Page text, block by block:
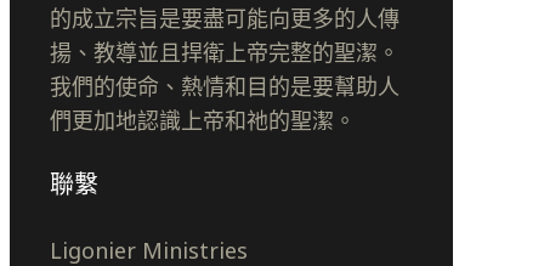
的成立宗旨是要盡可能向更多的人傳
揚、教導並且捍衛上帝完整的聖潔。
我們的使命、熱情和目的是要幫助人
們更加地認識上帝和祂的聖潔。
聯繫
Ligonier Ministries